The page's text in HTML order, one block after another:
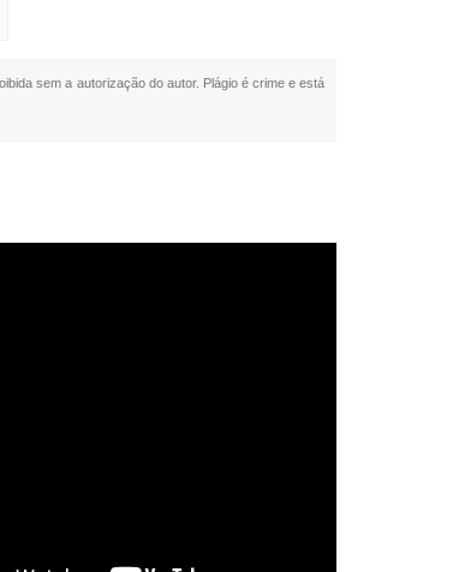
sem a autorização do autor. Plágio é crime e está